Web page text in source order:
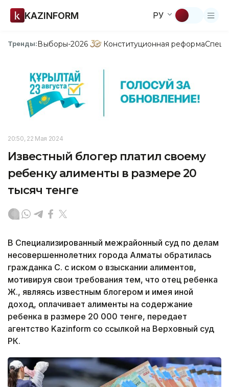
KAZINFORM РУ
Тренды:Выборы-2026 Конституционная реформа
20:50, 22 Мая 2024
Известный блогер платил своему
ребенку алименты в размере 20
тысяч тенге
В Специализированный межрайонный суд по делам
несовершеннолетних города Алматы обратилась
гражданка С. с иском о взыскании алиментов,
мотивируя свои требования тем, что отец ребенка
Ж., являясь известным блогером и имея иной
доход, оплачивает алименты на содержание
ребенка в размере 20 000 тенге, передает
агентство Kazinform со ссылкой на Верховный суд
РК.